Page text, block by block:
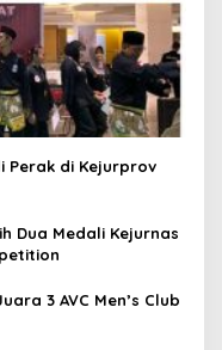
Perak di Kejurprov
Dua Medali Kejurnas
3 AVC Men’s Club